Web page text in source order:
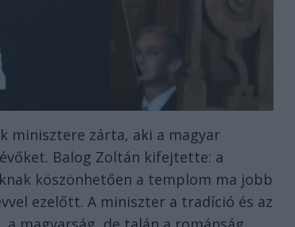
minisztere zárta, aki a magyar
Balog Zoltán kifejtette: a
köszönhetően a templom ma jobb
ezelőtt. A miniszter a tradíció és az